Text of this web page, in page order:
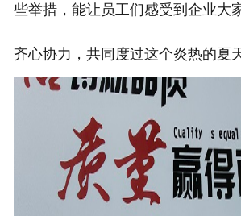
些举措，能让员工们感受到企业大
齐心协力，共同度过这个炎热的夏